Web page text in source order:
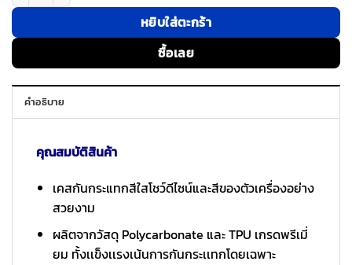
หยิบใส่ตะกร้า
ซื้อเลย
คำอธิบาย
คุณสมบัติสินค้า
เคสกันกระแทกสีใสโชว์ดีไซน์และสีของตัวเครื่องอย่าง
สวยงาม
ผลิตจากวัสดุ Polycarbonate และ TPU เกรดพรีเมี่
ยม ทั้งเเข็งเเรงเน้นการกันกระเเทกโดยเฉพาะ